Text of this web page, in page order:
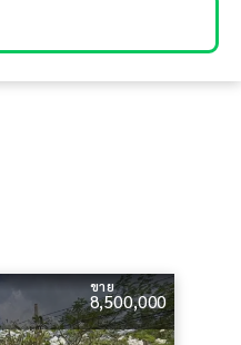
ขาย
8,500,000